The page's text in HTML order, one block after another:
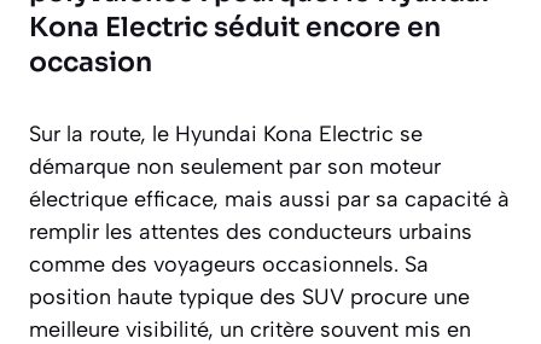
Kona Electric séduit encore en
occasion
Sur la route, le Hyundai Kona Electric se
démarque non seulement par son moteur
électrique efficace, mais aussi par sa capacité à
remplir les attentes des conducteurs urbains
comme des voyageurs occasionnels. Sa
position haute typique des SUV procure une
meilleure visibilité, un critère souvent mis en